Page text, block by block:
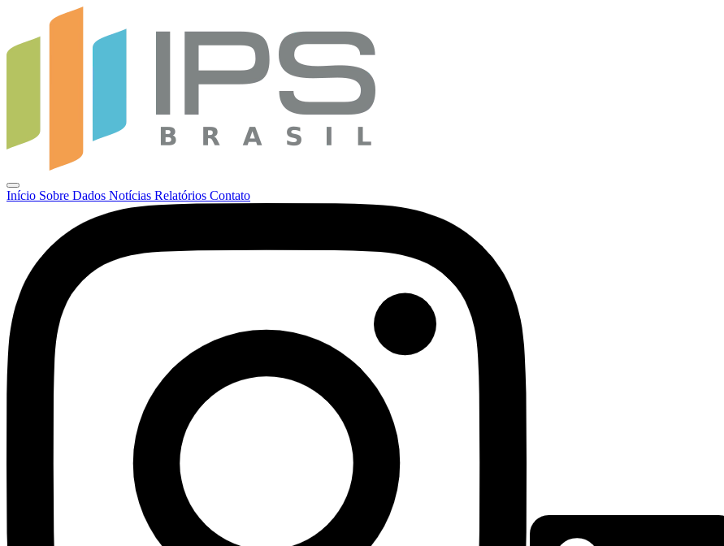
Início Sobre Dados Notícias Relatórios Contato